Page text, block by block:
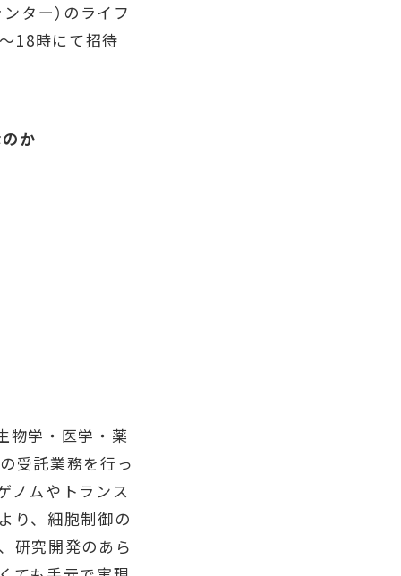
ター）のライフ
18時にて招待
か
物学・医学・薬
受託業務を行っ
ノムやトランス
り、細胞制御の
研究開発のあら